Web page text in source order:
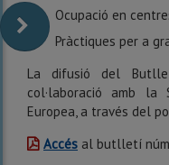
Ocupació en
Pràctiques per a
La difusió del
col·laboració amb
Europea, a través del
Accés al butlletí